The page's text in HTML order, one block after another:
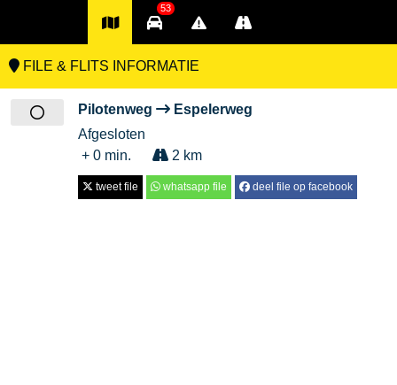
53
FILE & FLITS INFORMATIE
Pilotenweg
Espelerweg
Afgesloten
+ 0 min.
2 km
tweet file whatsapp file deel file op facebook